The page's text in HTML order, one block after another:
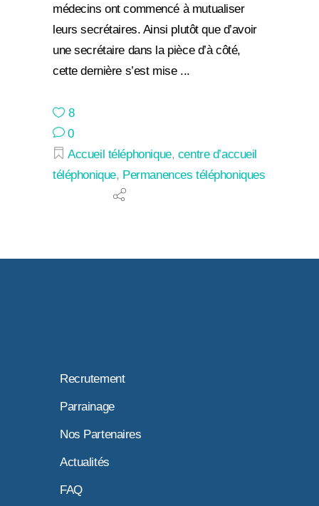
médecins ont commencé à mutualiser
leurs secrétaires. Ainsi plutôt que d’avoir
une secrétaire dans la pièce d’à côté,
cette dernière s’est mise
8
0
Accueil téléphonique, centre d’accueil
téléphonique, Permanences téléphoniques
Recrutement
Parrainage
Nos Partenaires
Actualités
FAQ